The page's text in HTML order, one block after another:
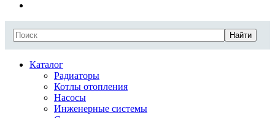
Найти
Каталог
Радиаторы
Котлы отопления
Насосы
Инженерные системы